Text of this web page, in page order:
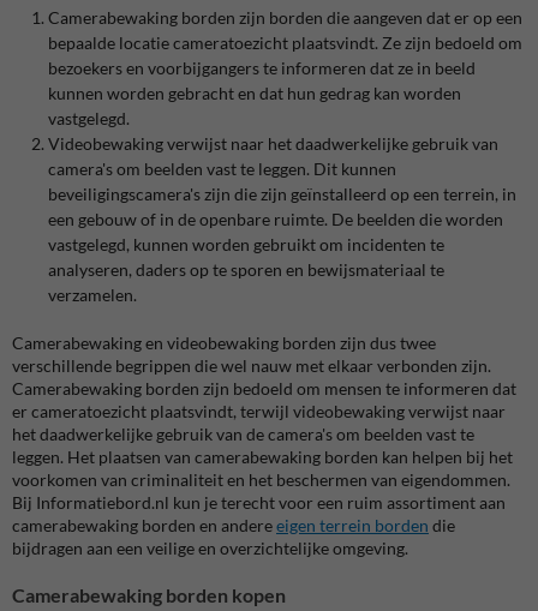
Camerabewaking borden zijn borden die aangeven dat er op een
bepaalde locatie cameratoezicht plaatsvindt. Ze zijn bedoeld om
bezoekers en voorbijgangers te informeren dat ze in beeld
kunnen worden gebracht en dat hun gedrag kan worden
vastgelegd.
Videobewaking verwijst naar het daadwerkelijke gebruik van
camera's om beelden vast te leggen. Dit kunnen
beveiligingscamera's zijn die zijn geïnstalleerd op een terrein, in
een gebouw of in de openbare ruimte. De beelden die worden
vastgelegd, kunnen worden gebruikt om incidenten te
analyseren, daders op te sporen en bewijsmateriaal te
verzamelen.
Camerabewaking en videobewaking borden zijn dus twee
verschillende begrippen die wel nauw met elkaar verbonden zijn.
Camerabewaking borden zijn bedoeld om mensen te informeren dat
er cameratoezicht plaatsvindt, terwijl videobewaking verwijst naar
het daadwerkelijke gebruik van de camera's om beelden vast te
leggen. Het plaatsen van camerabewaking borden kan helpen bij het
voorkomen van criminaliteit en het beschermen van eigendommen.
Bij Informatiebord.nl kun je terecht voor een ruim assortiment aan
camerabewaking borden en andereeigen terrein borden die
bijdragen aan een veilige en overzichtelijke omgeving.
Camerabewaking borden kopen